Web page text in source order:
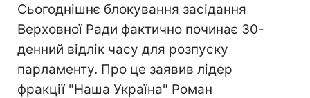
Сьогоднішнє блокування засідання
Верховної Ради фактично починає 30-
денний відлік часу для розпуску
парламенту. Про це заявив лідер
фракції "Наша Україна" Роман